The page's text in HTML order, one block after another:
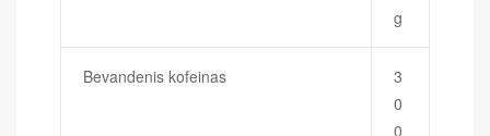
g
Bevandenis kofeinas
3
0
0